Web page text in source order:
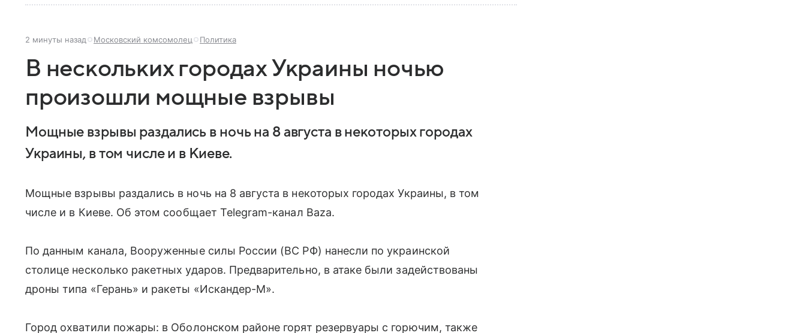
2 минуты назад Московский комсомолец Политика
В нескольких городах Украины ночью
произошли мощные взрывы
Мощные взрывы раздались в ночь на 8 августа в некоторых городах
Украины, в том числе и в Киеве.
Мощные взрывы раздались в ночь на 8 августа в некоторых городах Украины, в том
числе и в Киеве. Об этом сообщает Telegram-канал Baza.
По данным канала, Вооруженные силы России (ВС РФ) нанесли по украинской
столице несколько ракетных ударов. Предварительно, в атаке были задействованы
дроны типа «Герань» и ракеты «Искандер-М».
Город охватили пожары: в Оболонском районе горят резервуары с горючим, также